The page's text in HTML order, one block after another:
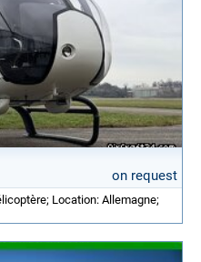
on request
Location: Allemagne;